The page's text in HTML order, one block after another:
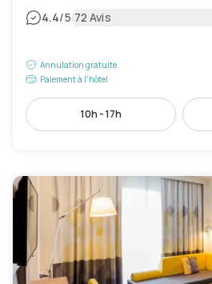
4.4/5|72 Avis
Annulation gratuite
Paiement à l'hôtel
10h - 17h